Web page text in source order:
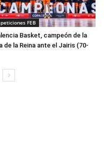
FEB
Basket, campeón de la
de la Reina ante el Jairis (70-